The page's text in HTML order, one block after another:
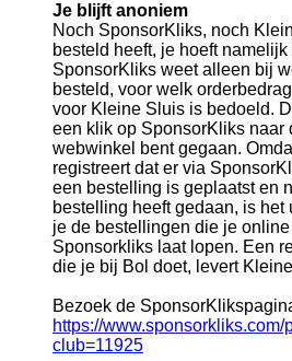
Je blijft anoniem
Noch SponsorKliks, noch
besteld heeft, je hoeft
SponsorKliks weet alleen bij
besteld, voor welk
voor Kleine Sluis is bedoeld.
een klik op SponsorKliks naar
webwinkel bent gegaan.
registreert dat er via
een bestelling is geplaatst en
bestelling heeft gedaan, is
je de bestellingen die je
Sponsorkliks laat lopen. Een
die je bij Bol doet, levert
Bezoek de
https://
club=11925